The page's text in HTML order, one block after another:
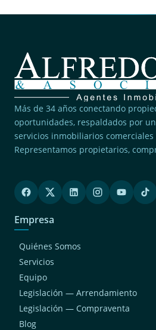
Más de 34 años conectando
oportunidades, respaldados por
servicios inmobiliarios
Representamos propietarios,
Empresa
Quiénes Somos
Servicios
Equipo
Legislación — Arrendamiento
Legislación — Compraventa
Blog